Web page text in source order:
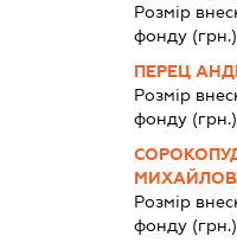
Розмір
фонду
ПЕРЕЦ
Розмір
фонду
Розмір
фонду